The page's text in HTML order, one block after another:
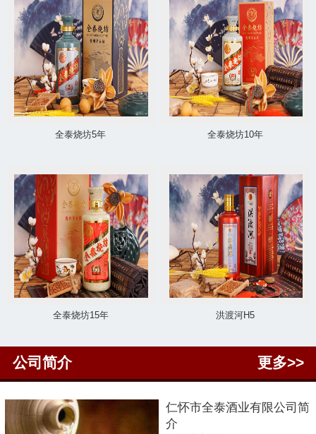
全泰烧坊5年 全泰烧坊10年
全泰烧坊15年 洪渡河H5
公司简介 更多>>
仁怀市全泰酒业有限公司简
介